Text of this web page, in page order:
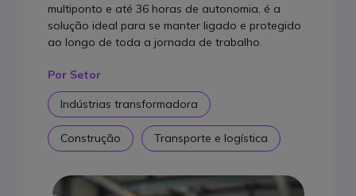
multiponto e até 36 horas de autonomia, é a
solução ideal para se manter ligado e protegido
ao longo de toda a jornada de trabalho.
Por Setor
Indústrias transformadora
Construção Transporte e logística